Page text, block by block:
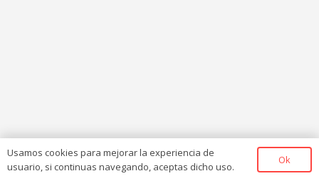
Usamos cookies para mejorar la experiencia de
usuario, si continuas navegando, aceptas dicho uso.
Ok